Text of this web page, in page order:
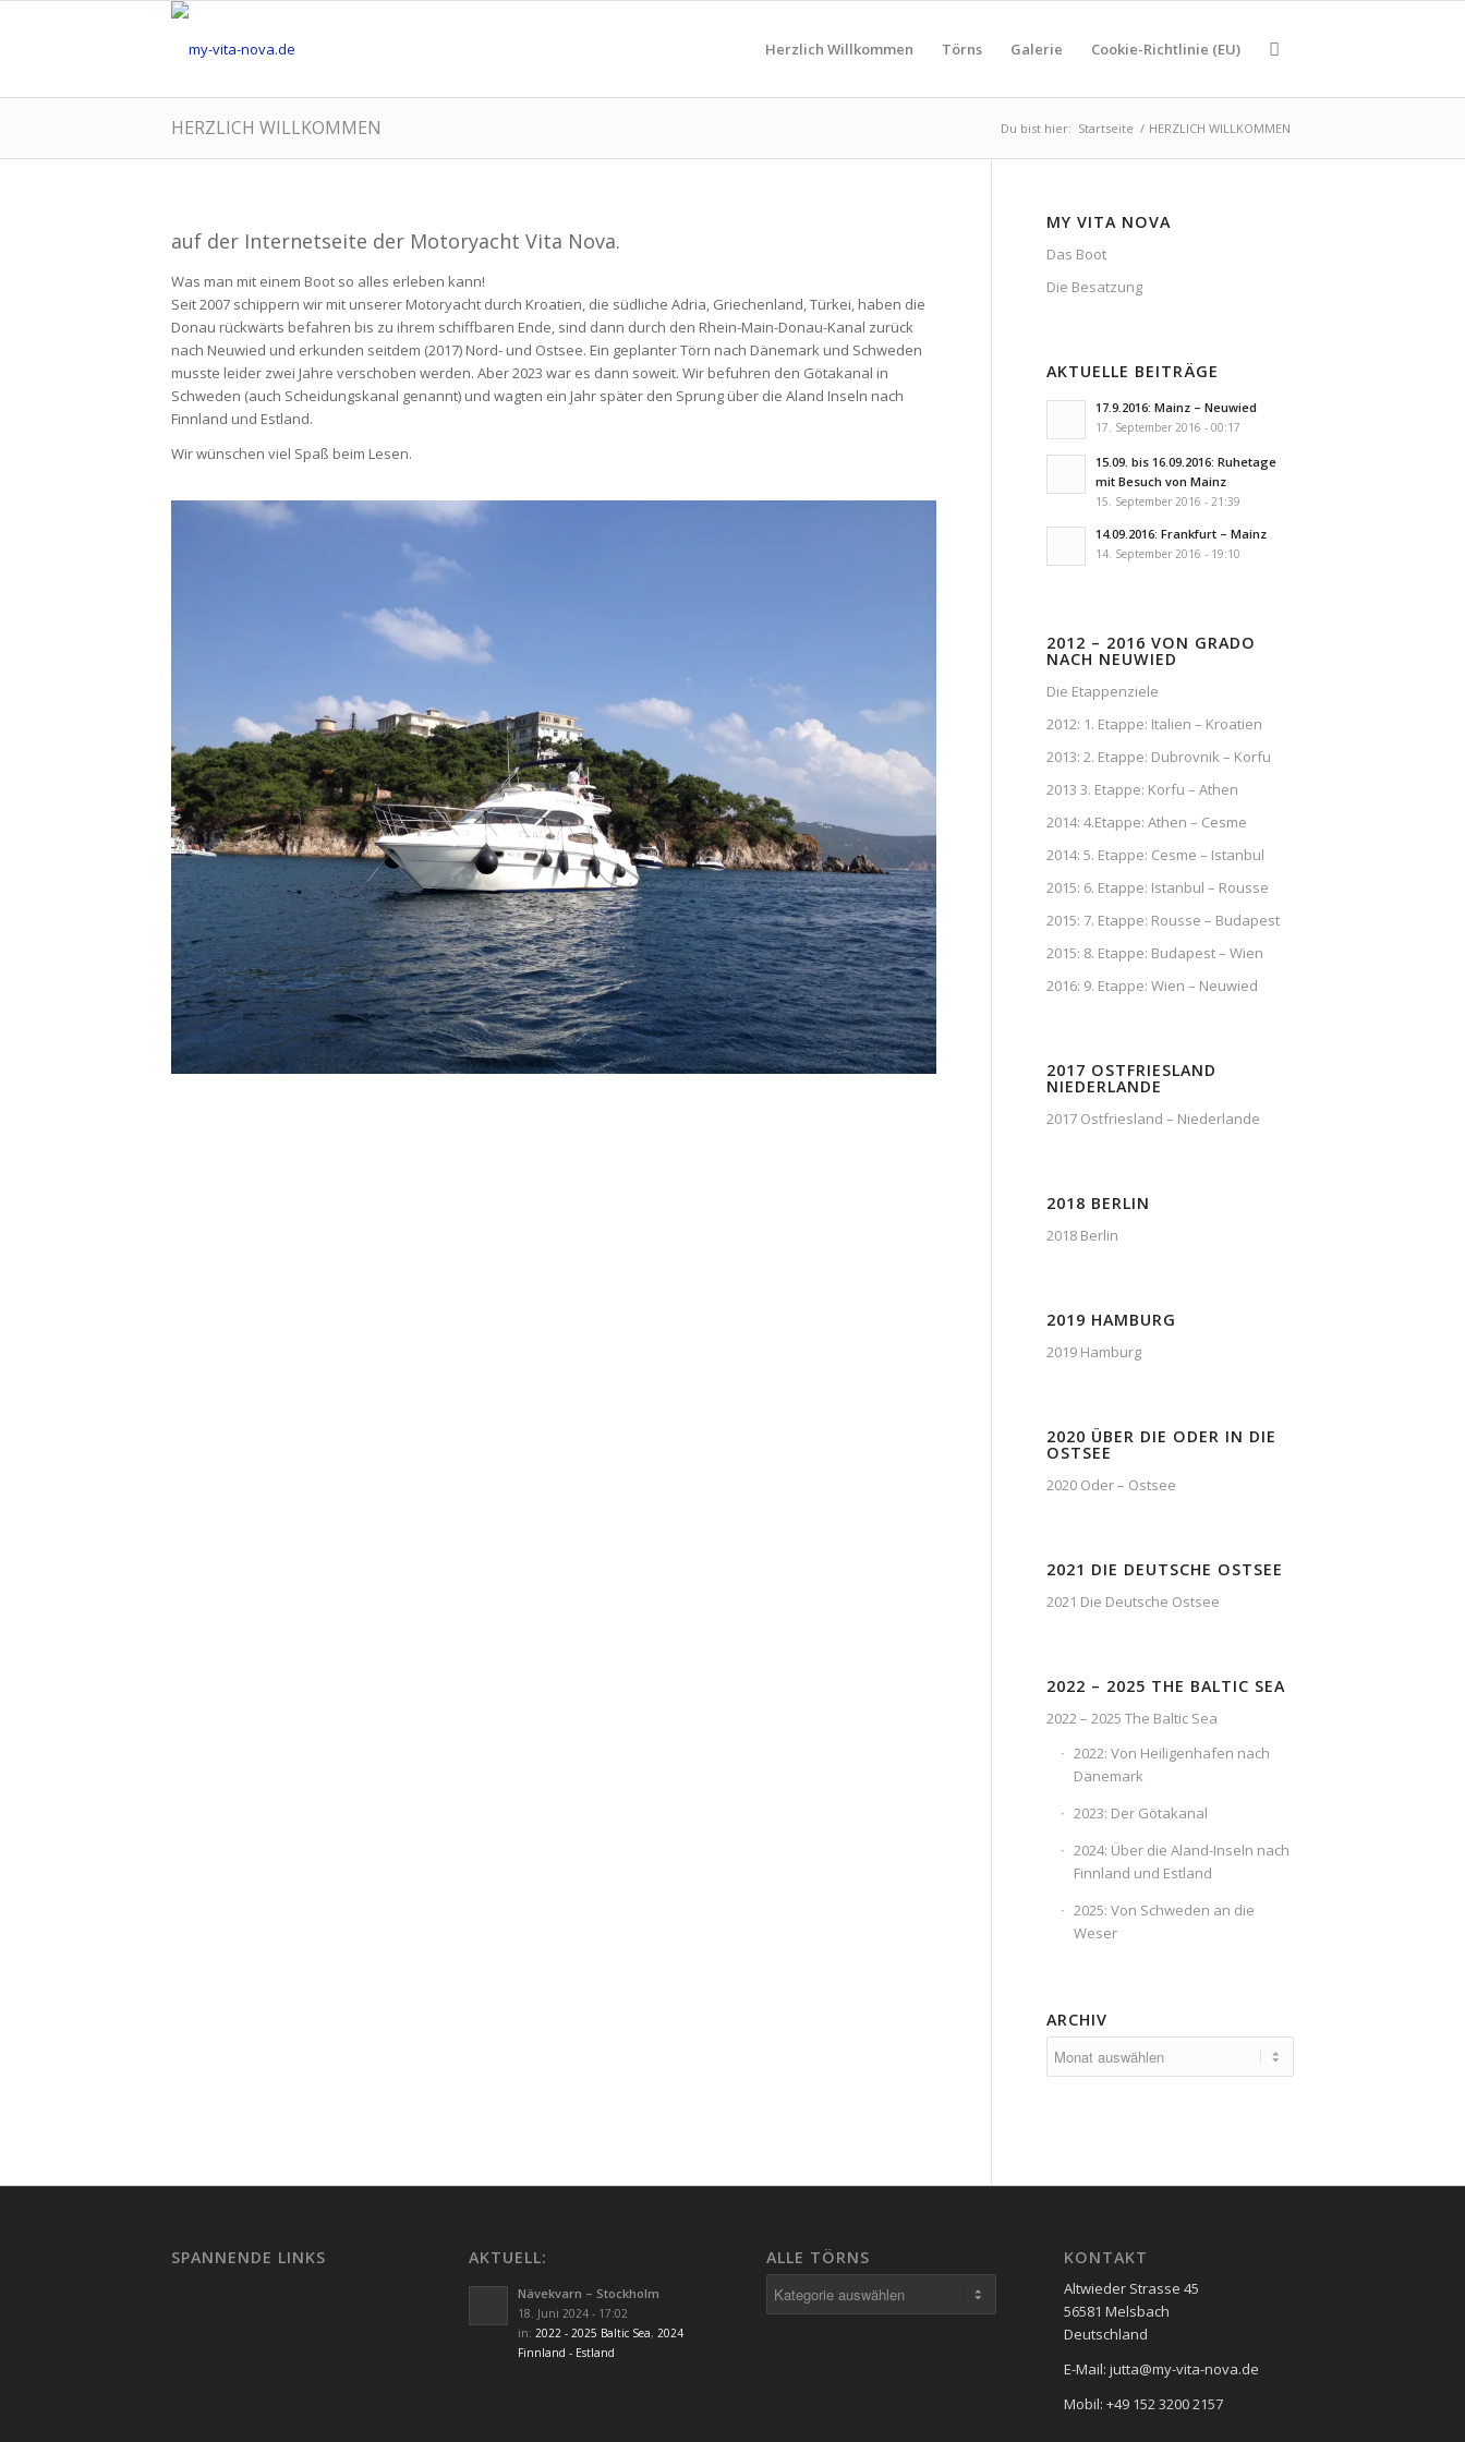
Herzlich Willkommen Törns Galerie Cookie-Richtlinie (EU)
HERZLICH WILLKOMMEN Du bist hier: Startseite / HERZLICH WILLKOMMEN
auf der Internetseite der Motoryacht Vita Nova.
Was man mit einem Boot so alles erleben kann!
Seit 2007 schippern wir mit unserer Motoryacht durch Kroatien, die südliche Adria, Griechenland, Türkei, haben die
Donau rückwärts befahren bis zu ihrem schiffbaren Ende, sind dann durch den Rhein-Main-Donau-Kanal zurück
nach Neuwied und erkunden seitdem (2017) Nord- und Ostsee. Ein geplanter Törn nach Dänemark und Schweden
musste leider zwei Jahre verschoben werden. Aber 2023 war es dann soweit. Wir befuhren den Götakanal in
Schweden (auch Scheidungskanal genannt) und wagten ein Jahr später den Sprung über die Aland Inseln nach
Finnland und Estland.
Wir wünschen viel Spaß beim Lesen.
MY VITA NOVA
Das Boot
Die Besatzung
AKTUELLE BEITRÄGE
17.9.2016: Mainz – Neuwied
17. September 2016 - 00:17
15.09. bis 16.09.2016: Ruhetage
mit Besuch von Mainz
15. September 2016 - 21:39
14.09.2016: Frankfurt – Mainz
14. September 2016 - 19:10
2012 – 2016 VON GRADO
NACH NEUWIED
Die Etappenziele
2012: 1. Etappe: Italien – Kroatien
2013: 2. Etappe: Dubrovnik – Korfu
2013 3. Etappe: Korfu – Athen
2014: 4.Etappe: Athen – Cesme
2014: 5. Etappe: Cesme – Istanbul
2015: 6. Etappe: Istanbul – Rousse
2015: 7. Etappe: Rousse – Budapest
2015: 8. Etappe: Budapest – Wien
2016: 9. Etappe: Wien – Neuwied
2017 OSTFRIESLAND
NIEDERLANDE
2017 Ostfriesland – Niederlande
2018 BERLIN
2018 Berlin
2019 HAMBURG
2019 Hamburg
2020 ÜBER DIE ODER IN DIE
OSTSEE
2020 Oder – Ostsee
2021 DIE DEUTSCHE OSTSEE
2021 Die Deutsche Ostsee
2022 – 2025 THE BALTIC SEA
2022 – 2025 The Baltic Sea
2022: Von Heiligenhafen nach
Dänemark
2023: Der Götakanal
2024: Über die Aland-Inseln nach
Finnland und Estland
2025: Von Schweden an die
Weser
ARCHIV
SPANNENDE LINKS AKTUELL:
Nävekvarn – Stockholm
18. Juni 2024 - 17:02
in: 2022 - 2025 Baltic Sea, 2024
Finnland - Estland
ALLE TÖRNS KONTAKT
Altwieder Strasse 45
56581 Melsbach
Deutschland
E-Mail: jutta@my-vita-nova.de
Mobil: +49 152 3200 2157